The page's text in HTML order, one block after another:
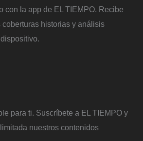
con la app de EL TIEMPO. Recibe
historias y análisis
para ti. Suscríbete a EL TIEMPO y
nuestros contenidos